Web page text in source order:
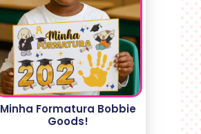
Minha Formatura Bobbie
Goods!